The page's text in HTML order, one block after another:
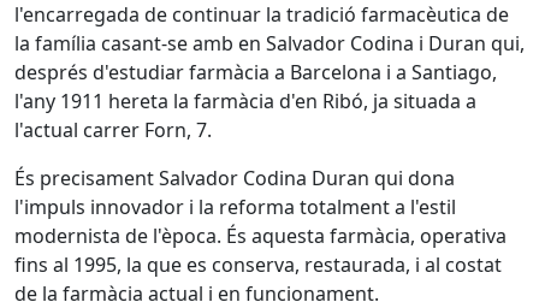
l'encarregada de continuar la tradició farmacèutica de
la família casant-se amb en Salvador Codina i Duran qui,
després d'estudiar farmàcia a Barcelona i a Santiago,
l'any 1911 hereta la farmàcia d'en Ribó, ja situada a
l'actual carrer Forn, 7.
És precisament Salvador Codina Duran qui dona
l'impuls innovador i la reforma totalment a l'estil
modernista de l'època. És aquesta farmàcia, operativa
fins al 1995, la que es conserva, restaurada, i al costat
de la farmàcia actual i en funcionament.